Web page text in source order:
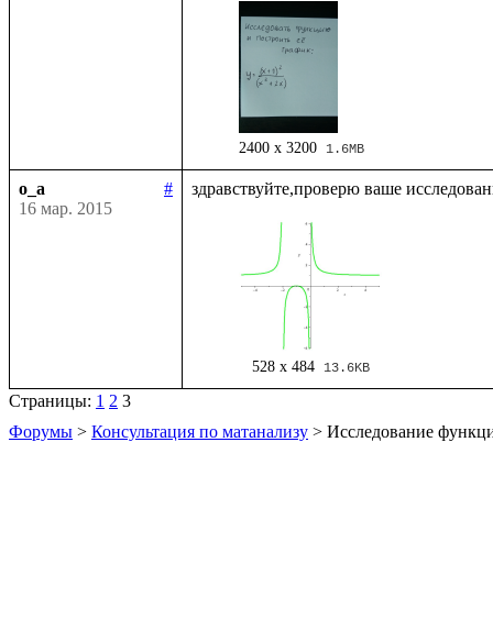
2400 x 3200 1.6MB
o_a
#
16 мар. 2015
528 x 484 13.6KB
Страницы: 1 2 3
Форумы > Консультация по матанализу > Исследование